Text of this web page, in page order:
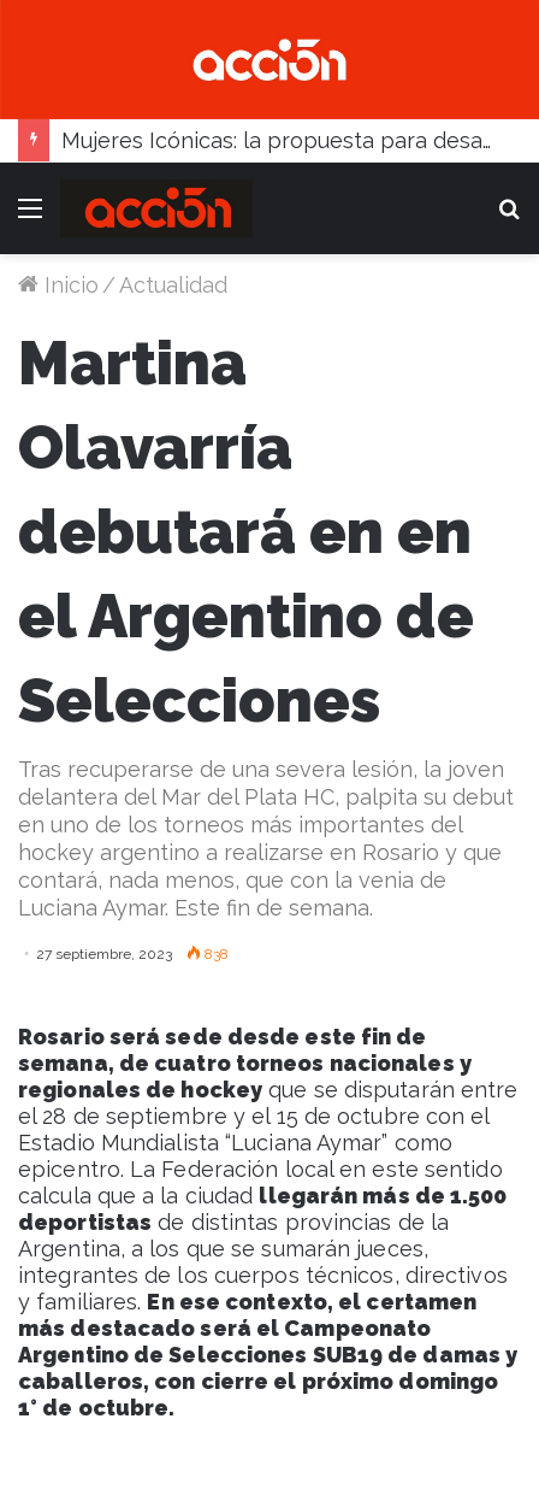
Mujeres Icónicas: la propuesta para desarrollo empresarial femenino que llega a Balcarce
Menú
Inicio /Actualidad
Martina
Olavarría
debutará en en
el Argentino de
Selecciones
Tras recuperarse de una severa lesión, la joven
delantera del Mar del Plata HC, palpita su debut
en uno de los torneos más importantes del
hockey argentino a realizarse en Rosario y que
contará, nada menos, que con la venia de
Luciana Aymar. Este fin de semana.
27 septiembre, 2023 838
Rosario será sede desde este fin de
semana, de cuatro torneos nacionales y
regionales de hockey que se disputarán entre
el 28 de septiembre y el 15 de octubre con el
Estadio Mundialista “Luciana Aymar” como
epicentro. La Federación local en este sentido
calcula que a la ciudad llegarán más de 1.500
deportistas de distintas provincias de la
Argentina, a los que se sumarán jueces,
integrantes de los cuerpos técnicos, directivos
y familiares. En ese contexto, el certamen
más destacado será el Campeonato
Argentino de Selecciones SUB19 de damas y
caballeros, con cierre el próximo domingo
1° de octubre.